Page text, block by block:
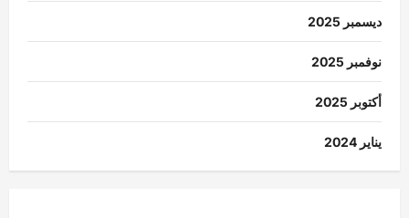
ديسمبر 2025
نوفمبر 2025
أكتوبر 2025
يناير 2024